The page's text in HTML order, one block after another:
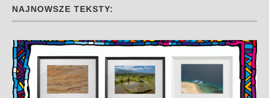
NAJNOWSZE TEKSTY: